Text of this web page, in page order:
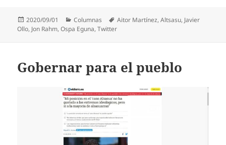
Publicado
el
2020/09/01 Categorías
Columnas Etiquetas
Aitor Martínez,Altsasu, Javier
Ollo, Jon Rahm,Ospa Eguna,Twitter
Gobernar para el pueblo